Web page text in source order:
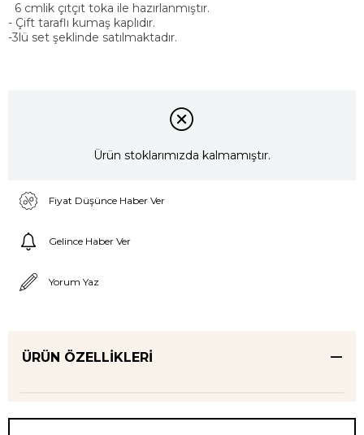
6 cmlik çıtçıt toka ile hazırlanmıştır.
- Çift taraflı kumaş kaplıdır.
-3lü set şeklinde satılmaktadır.
Ürün stoklarımızda kalmamıştır.
Fiyat Düşünce Haber Ver
Gelince Haber Ver
Yorum Yaz
ÜRÜN ÖZELLIKLERI